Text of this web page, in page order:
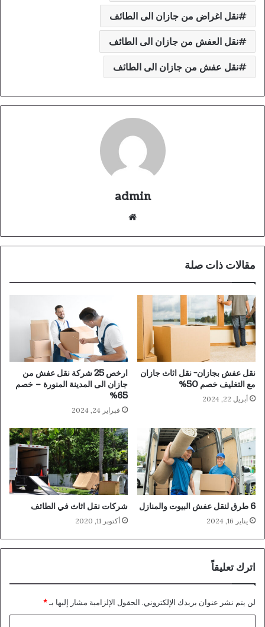
نقل اغراض من جازان الى الطائف
نقل العفش من جازان الى الطائف
نقل عفش من جازان الى الطائف
admin
مقالات ذات صلة
نقل عفش بجازان- نقل اثاث جازان
مع التغليف خصم 50%
أبريل 22, 2024
ارخص 25 شركة نقل عفش من
جازان الى المدينة المنورة – خصم
65%
فبراير 24, 2024
6 طرق لنقل عفش البيوت والمنازل
يناير 16, 2024
شركات نقل اثاث في الطائف
أكتوبر 11, 2020
اترك تعليقاً
لن يتم نشر عنوان بريدك الإلكتروني. الحقول الإلزامية مشار إليها بـ*